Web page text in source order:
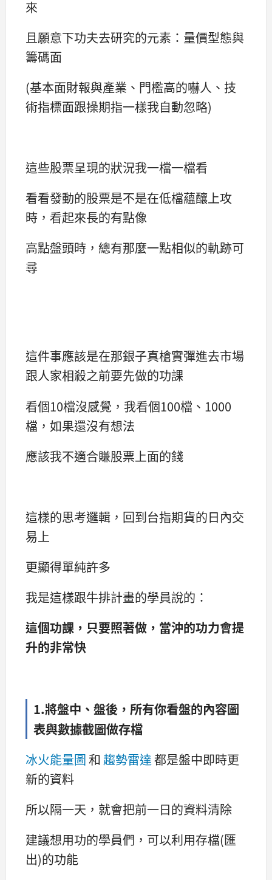
來
且願意下功夫去研究的元素：量價型態與
籌碼面
(基本面財報與產業、門檻高的嚇人、技
術指標面跟操期指一樣我自動忽略)
這些股票呈現的狀況我一檔一檔看
看看發動的股票是不是在低檔蘊釀上攻
時，看起來長的有點像
高點盤頭時，總有那麼一點相似的軌跡可
尋
這件事應該是在那銀子真槍實彈進去市場
跟人家相殺之前要先做的功課
看個10檔沒感覺，我看個100檔、1000
檔，如果還沒有想法
應該我不適合賺股票上面的錢
這樣的思考邏輯，回到台指期貨的日內交
易上
更顯得單純許多
我是這樣跟牛排計畫的學員說的：
這個功課，只要照著做，當沖的功力會提
升的非常快
1.將盤中、盤後，所有你看盤的內容圖
表與數據截圖做存檔
冰火能量圖和 趨勢雷達都是盤中即時更
新的資料
所以隔一天，就會把前一日的資料清除
建議想用功的學員們，可以利用存檔(匯
出)的功能